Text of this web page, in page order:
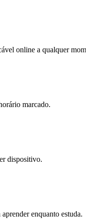
online a qualquer
marcado.
dispositivo.
enquanto estuda.